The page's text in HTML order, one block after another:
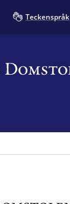
Teckenspråk